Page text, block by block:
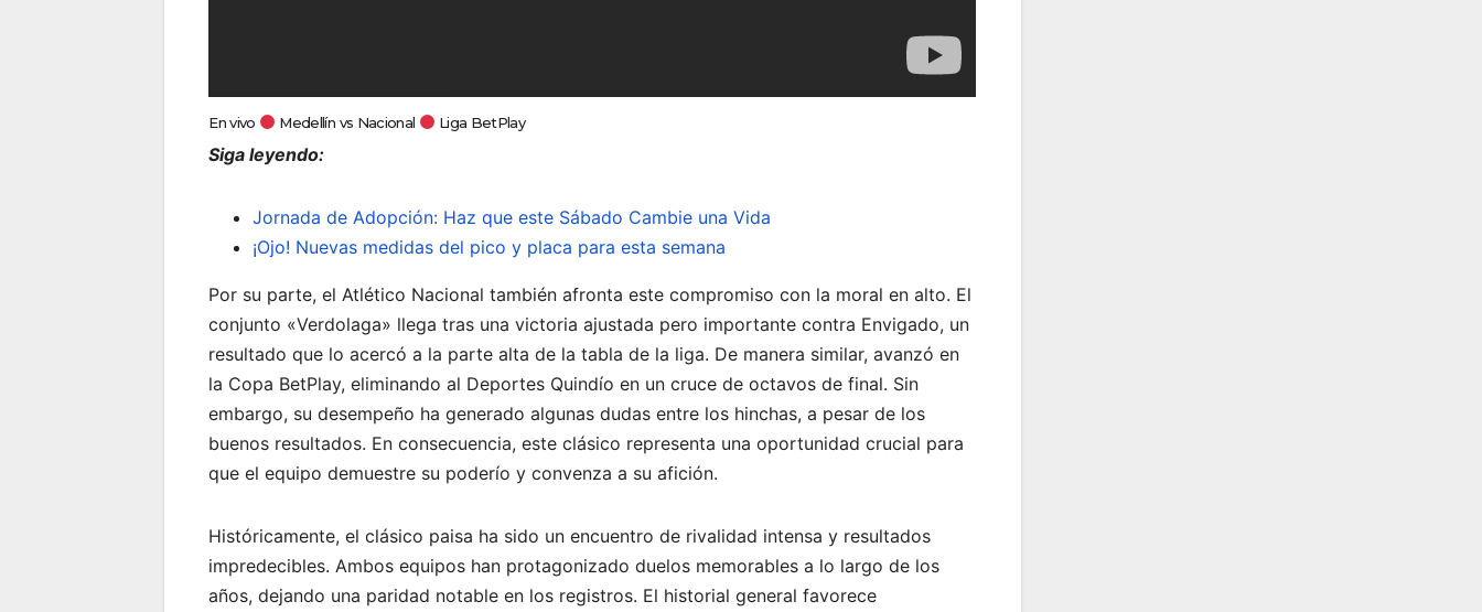
En vivo Medellín vs Nacional Liga BetPlay
Siga leyendo:
Jornada de Adopción: Haz que este Sábado Cambie una Vida
¡Ojo! Nuevas medidas del pico y placa para esta semana
Por su parte, el Atlético Nacional también afronta este compromiso con la moral en alto. El
conjunto «Verdolaga» llega tras una victoria ajustada pero importante contra Envigado, un
resultado que lo acercó a la parte alta de la tabla de la liga. De manera similar, avanzó en
la Copa BetPlay, eliminando al Deportes Quindío en un cruce de octavos de final. Sin
embargo, su desempeño ha generado algunas dudas entre los hinchas, a pesar de los
buenos resultados. En consecuencia, este clásico representa una oportunidad crucial para
que el equipo demuestre su poderío y convenza a su afición.
Históricamente, el clásico paisa ha sido un encuentro de rivalidad intensa y resultados
impredecibles. Ambos equipos han protagonizado duelos memorables a lo largo de los
años, dejando una paridad notable en los registros. El historial general favorece